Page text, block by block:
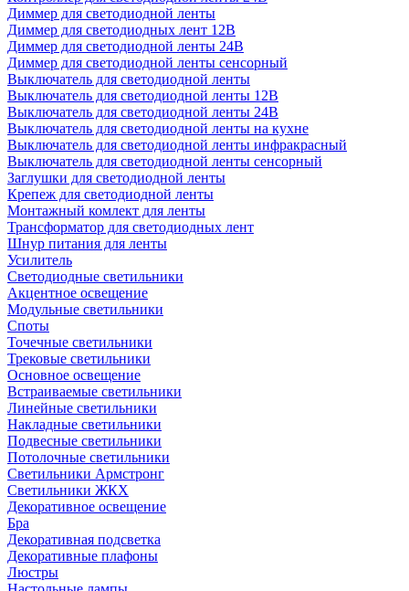
Диммер для светодиодной ленты
Диммер для светодиодных лент 12В
Диммер для светодиодной ленты 24В
Диммер для светодиодной ленты сенсорный
Выключатель для светодиодной ленты
Выключатель для светодиодной ленты 12В
Выключатель для светодиодной ленты 24В
Выключатель для светодиодной ленты на кухне
Выключатель для светодиодной ленты инфракрасный
Выключатель для светодиодной ленты сенсорный
Заглушки для светодиодной ленты
Крепеж для светодиодной ленты
Монтажный комлект для ленты
Трансформатор для светодиодных лент
Шнур питания для ленты
Усилитель
Светодиодные светильники
Акцентное освещение
Модульные светильники
Споты
Точечные светильники
Трековые светильники
Основное освещение
Встраиваемые светильники
Линейные светильники
Накладные светильники
Подвесные светильники
Потолочные светильники
Светильники Армстронг
Светильники ЖКХ
Декоративное освещение
Бра
Декоративная подсветка
Декоративные плафоны
Люстры